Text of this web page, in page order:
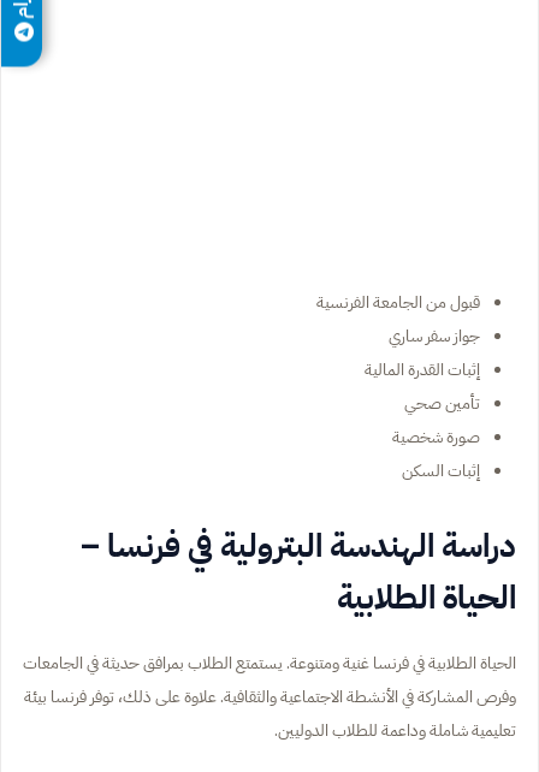
قبول من الجامعة الفرنسية
جواز سفر ساري
إثبات القدرة المالية
تأمين صحي
صورة شخصية
إثبات السكن
دراسة الهندسة البترولية في فرنسا –
الحياة الطلابية
الحياة الطلابية في فرنسا غنية ومتنوعة. يستمتع الطلاب بمرافق حديثة في الجامعات
وفرص المشاركة في الأنشطة الاجتماعية والثقافية. علاوة على ذلك، توفر فرنسا بيئة
تعليمية شاملة وداعمة للطلاب الدوليين.